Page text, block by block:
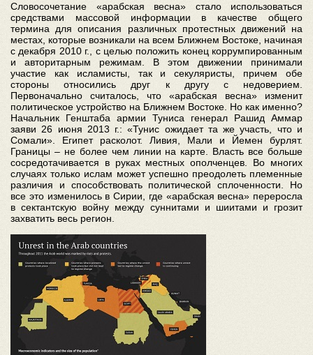
Словосочетание «арабская весна» стало использоваться
средствами массовой информации в качестве общего
термина для описания различных протестных движений на
местах, которые возникали на всем Ближнем Востоке, начиная
с декабря 2010 г., с целью положить конец коррумпированным
и авторитарным режимам. В этом движении принимали
участие как исламисты, так и секуляристы, причем обе
стороны относились друг к другу с недоверием.
Первоначально считалось, что «арабская весна» изменит
политическое устройство на Ближнем Востоке. Но как именно?
Начальник Генштаба армии Туниса генерал Рашид Аммар
заяви 26 июня 2013 г.: «Тунис ожидает та же участь, что и
Сомали». Египет расколот. Ливия, Мали и Йемен бурлят.
Границы – не более чем линии на карте. Власть все больше
сосредотачивается в руках местных ополченцев. Во многих
случаях только ислам может успешно преодолеть племенные
различия и способствовать политической сплоченности. Но
все это изменилось в Сирии, где «арабская весна» переросла
в сектантскую войну между суннитами и шиитами и грозит
захватить весь регион.